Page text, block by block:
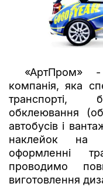
«АртПром»
компанія, яка
транспорті,
обклеювання
автобусів і
наклейок на
оформленні
проводимо
виготовлення